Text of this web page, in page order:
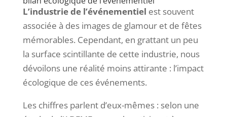
L’industrie de l’événementiel est souvent
associée à des images de glamour et de fêtes
mémorables. Cependant, en grattant un peu
la surface scintillante de cette industrie, nous
dévoilons une réalité moins attirante : l’impact
écologique de ces événements.
Les chiffres parlent d’eux-mêmes : selon une